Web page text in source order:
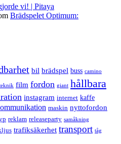
vi! | Pitaya
Brädspelet Optimum:
bil brädspel buss camino
film fordon giant hållbara
instagram internet kaffe
maskin nyttofordon
reklam releaseparty samåkning
trafiksäkerhet transport tåg